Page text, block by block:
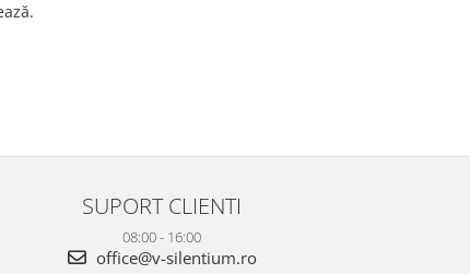
SUPORT CLIENTI
08:00 - 16:00
office@v-silentium.ro